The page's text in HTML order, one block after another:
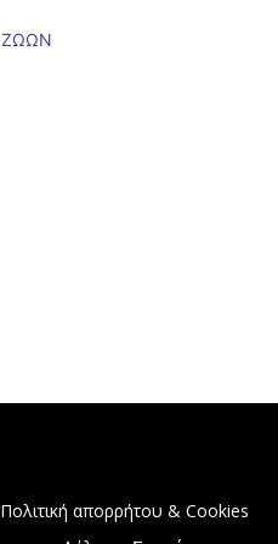
Πολιτική απορρήτου & Cookies